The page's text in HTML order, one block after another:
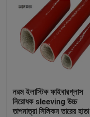
বাড়ি
পণ্য
কারখানা ভ্রমণ
নরম ইলাস্টিক ফাইবারগ্লাস
নিরোধক sleeving উচ্চ
তাপমাত্রা সিলিকন তারের হাতা